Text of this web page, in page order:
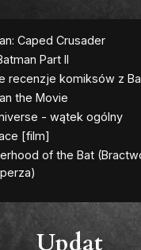
Updat